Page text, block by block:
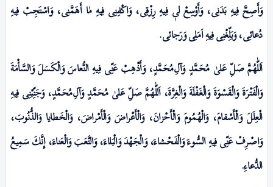
وَأَصِحَّ فِيهِ بَدَنِی، وَأَوْسِعْ لیٖ فِيهِ رِزْقِى، وَاكْفِنِى فِيهِ مٰا أَهَمَّنِى، وَاسْتَجِبْ فِيهِ
دُعائِی، وَبَلِّغْنِى فِيهِ اَمَلِی وَرَجائِی.
اَللّٰهُمَّ صَلِّ عَلیٰ مُحَمَّدٍ وَآلِ‌مُحَمَّدٍ، وَأَذْهِبْ عَنِّى فِيهِ النُّعاسَ وَالْكَسَلَ وَالسَّأْمَةَ
وَالْفَتْـرَةَ وَالْقَسْوَةَ وَالْغَفْلَةَ وَالْغِرَّةَ، اَللّٰهُمَّ صَلِّ عَلیٰ مُحَمَّدٍ وَآلِ‌مُحَمَّدٍ، وَجَنِّبْنِى فِيهِ
الْعِلَلَ وَالْأَسْقامَ، وَالْهُمُومَ وَالْأَحْزانَ، وَالْأَعْراضَ وَالْأَمْراضَ، وَالْخَطايا وَالذُّنُوبَ،
وَاصْـرِفْ عَنِّى فِيهِ السُّوءَ وَالْفَحْشاءَ، وَالْجَهْدَ وَالْبَلاءَ، وَالتَّعَبَ وَالْعَناءَ، إِنَّكَ سَمِيعُ
الدُّعاءِ.